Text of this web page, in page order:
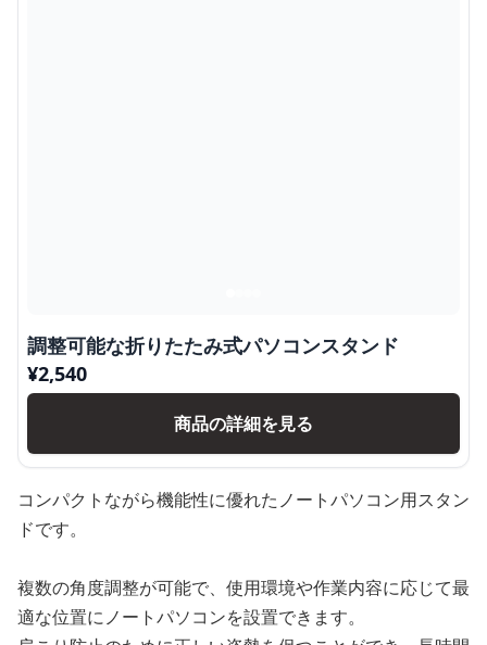
調整可能な折りたたみ式パソコンスタンド
¥2,540
商品の詳細を見る
コンパクトながら機能性に優れたノートパソコン用スタン
ドです。
複数の角度調整が可能で、使用環境や作業内容に応じて最
適な位置にノートパソコンを設置できます。